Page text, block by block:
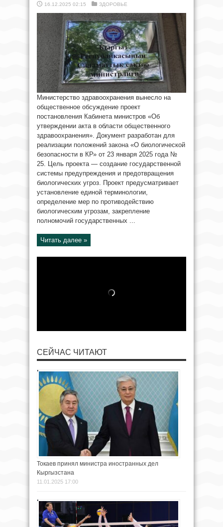
16.12.2025 02:15 ЗДОРОВЬЕ
Министерство здравоохранения вынесло на
общественное обсуждение проект
постановления Кабинета министров «Об
утверждении акта в области общественного
здравоохранения». Документ разработан для
реализации положений закона «О биологической
безопасности в КР» от 23 января 2025 года №
25. Цель проекта — создание государственной
системы предупреждения и предотвращения
биологических угроз. Проект предусматривает
установление единой терминологии,
определение мер по противодействию
биологическим угрозам, закрепление
полномочий государственных ...
Читать далее »
СЕЙЧАС ЧИТАЮТ
Токаев принял министра иностранных дел
Кыргызстана
11.01.2025 17:00